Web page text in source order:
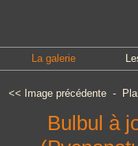
La galerie
<< Image précédente-
Bulbul à